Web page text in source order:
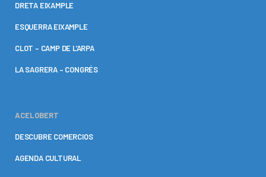
DRETA EIXAMPLE
ESQUERRA EIXAMPLE
CLOT – CAMP DE L’ARPA
LA SAGRERA – CONGRÉS
ACELOBERT
DESCUBRE COMERCIOS
AGENDA CULTURAL